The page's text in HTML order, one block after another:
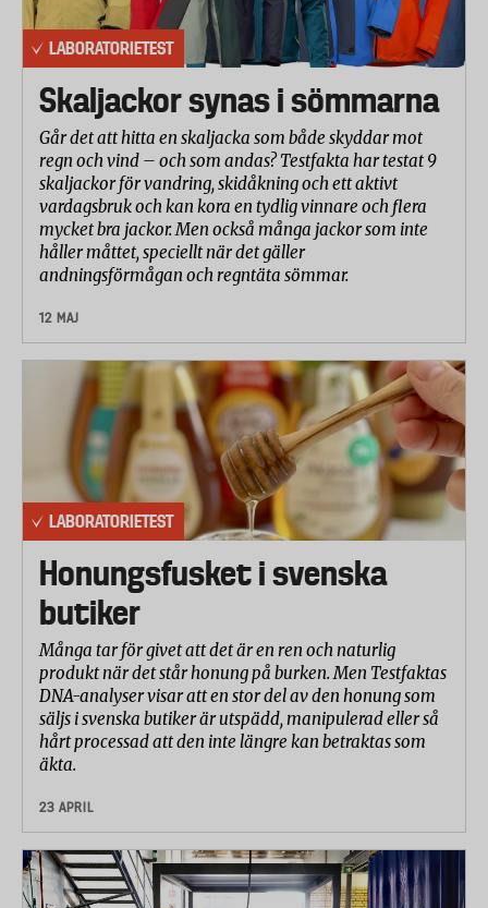
LABORATORIETEST
Skaljackor synas i sömmarna
Går det att hitta en skaljacka som både skyddar mot
regn och vind – och som andas? Testfakta har testat 9
skaljackor för vandring, skidåkning och ett aktivt
vardagsbruk och kan kora en tydlig vinnare och flera
mycket bra jackor. Men också många jackor som inte
håller måttet, speciellt när det gäller
andningsförmågan och regntäta sömmar.
12 MAJ
LABORATORIETEST
Honungsfusket i svenska
butiker
Många tar för givet att det är en ren och naturlig
produkt när det står honung på burken. Men Testfaktas
DNA-analyser visar att en stor del av den honung som
säljs i svenska butiker är utspädd, manipulerad eller så
hårt processad att den inte längre kan betraktas som
äkta.
23 APRIL